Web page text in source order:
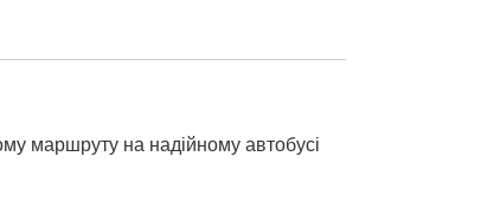
маршруту на надійному автобусі